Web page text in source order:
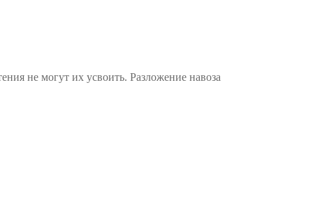
не могут их усвоить. Разложение навоза